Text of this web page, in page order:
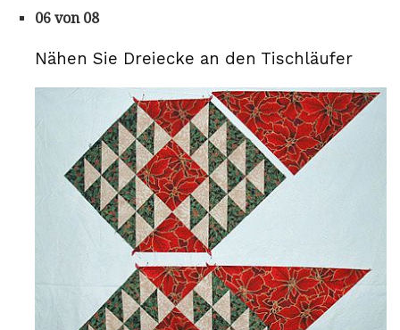
06 von 08
Nähen Sie Dreiecke an den Tischläufer